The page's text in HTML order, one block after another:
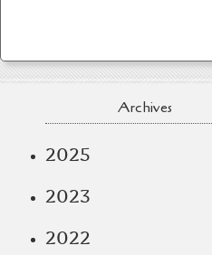
Archives
2025
2023
2022